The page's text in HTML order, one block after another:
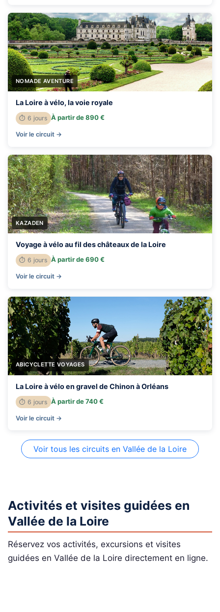
NOMADE AVENTURE
La Loire à vélo, la voie royale
⏱ 6 jours À partir de 890 €
Voir le circuit →
KAZADEN
Voyage à vélo au fil des châteaux de la Loire
⏱ 6 jours À partir de 690 €
Voir le circuit →
ABICYCLETTE VOYAGES
La Loire à vélo en gravel de Chinon à Orléans
⏱ 6 jours À partir de 740 €
Voir le circuit →
Voir tous les circuits en Vallée de la Loire
Activités et visites guidées en
Vallée de la Loire
Réservez vos activités, excursions et visites
guidées en Vallée de la Loire directement en ligne.